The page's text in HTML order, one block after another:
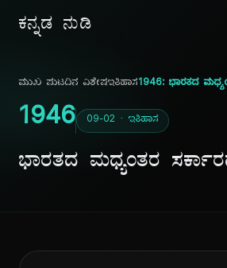
ಕನ್ನಡ ನುಡಿ
ಮುಖ ಪುಟದಿನ ವಿಶೇಷಇತಿಹಾಸ1946: ಭಾರತದ
1946 09-02 · ಇತಿಹಾಸ
ಭಾರತದ ಮಧ್ಯಂತರ